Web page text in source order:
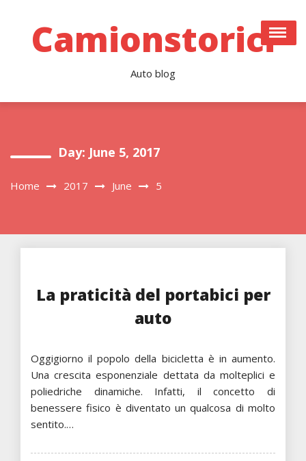
contentCamionstorici
Auto blog
Day: June 5, 2017
Home 2017 June 5
La praticità del portabici per
auto
Oggigiorno il popolo della bicicletta è in aumento.
Una crescita esponenziale dettata da molteplici e
poliedriche dinamiche. Infatti, il concetto di
benessere fisico è diventato un qualcosa di molto
sentito.…